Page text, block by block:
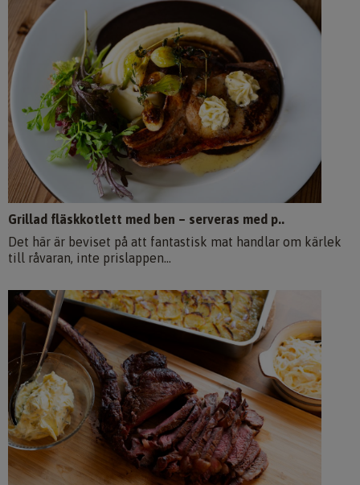
Grillad fläskkotlett med ben – serveras med p..
Det här är beviset på att fantastisk mat handlar om kärlek
till råvaran, inte prislappen...